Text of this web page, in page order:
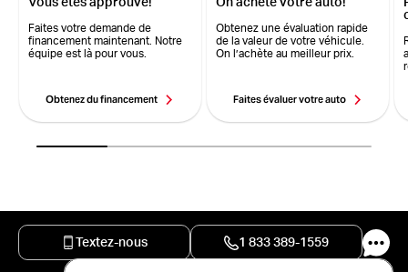
Vous êtes approuvé!
Faites votre demande de
financement maintenant. Notre
équipe est là pour vous.
Obtenez du financement
On achète votre auto!
Obtenez une évaluation rapide
de la valeur de votre véhicule.
On l’achète au meilleur prix.
Faites évaluer votre auto
Textez-nous 1 833 389-1559